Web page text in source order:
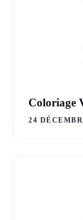
Coloriage
24